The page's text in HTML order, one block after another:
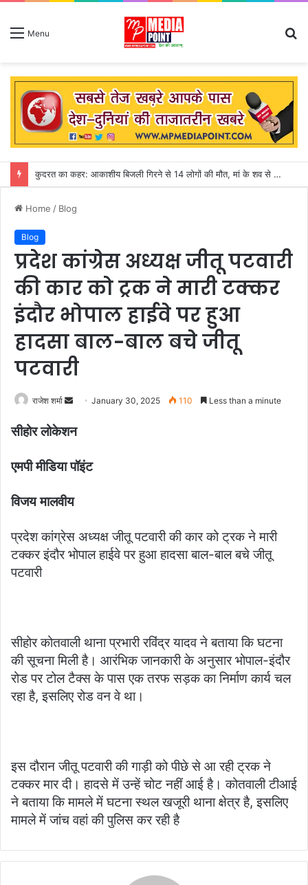
Menu
अगस्त माह शुरु : सीहोर जिले में 31 जुलाई तक गत वर्ष की तुलना में 155 मिमी पीछे चल रही बारिश
Home / Blog
Blog
प्रदेश कांग्रेस अध्यक्ष जीतू पटवारी
की कार को ट्रक ने मारी टक्कर
इंदौर भोपाल हाईवे पर हुआ
हादसा बाल-बाल बचे जीतू
पटवारी
राजेश शर्मा
n
a
e
a
i
January 30, 2025 110 Less than a minute
सीहोर लोकेशन
एमपी मीडिया पॉइंट
विजय मालवीय
प्रदेश कांग्रेस अध्यक्ष जीतू पटवारी की कार को ट्रक ने मारी
टक्कर इंदौर भोपाल हाईवे पर हुआ हादसा बाल-बाल बचे जीतू
पटवारी
सीहोर कोतवाली थाना प्रभारी रविंद्र यादव ने बताया कि घटना
की सूचना मिली है। आरंभिक जानकारी के अनुसार भोपाल-इंदौर
रोड पर टोल टैक्स के पास एक तरफ सड़क का निर्माण कार्य चल
रहा है, इसलिए रोड वन वे था।
इस दौरान जीतू पटवारी की गाड़ी को पीछे से आ रही ट्रक ने
टक्कर मार दी। हादसे में उन्हें चोट नहीं आई है। कोतवाली टीआई
ने बताया कि मामले में घटना स्थल खजूरी थाना क्षेत्र है, इसलिए
मामले में जांच वहां की पुलिस कर रही है